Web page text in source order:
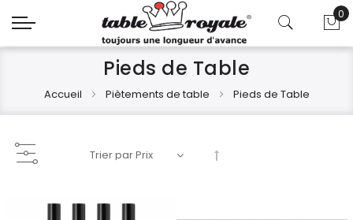
0
Pieds de Table
Accueil Piètements de table Pieds de Table